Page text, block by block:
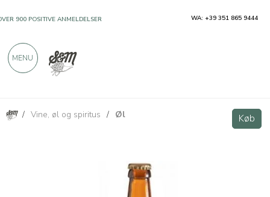
/ Vine, øl og spiritus / Øl Køb
Corsara Marzen Ambrata 500ml håndværksøl Køb
900 POSITIVE ANMELDELSER WA: +39 351 865 9444
MENU